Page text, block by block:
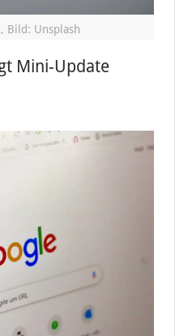
Bild: Unsplash
Mini-Update